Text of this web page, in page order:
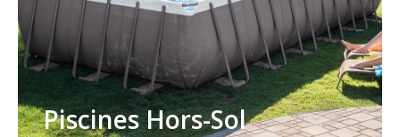
Piscines Hors-Sol